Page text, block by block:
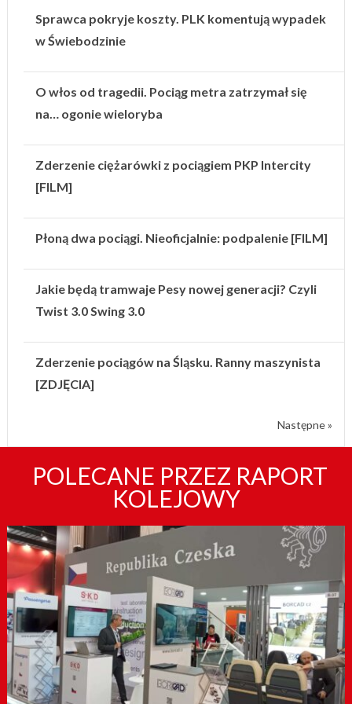
Sprawca pokryje koszty. PLK komentują wypadek
w Świebodzinie
O włos od tragedii. Pociąg metra zatrzymał się
na… ogonie wieloryba
Zderzenie ciężarówki z pociągiem PKP Intercity
[FILM]
Płoną dwa pociągi. Nieoficjalnie: podpalenie [FILM]
Jakie będą tramwaje Pesy nowej generacji? Czyli
Twist 3.0 Swing 3.0
Zderzenie pociągów na Śląsku. Ranny maszynista
[ZDJĘCIA]
Następne »
POLECANE PRZEZ RAPORT
KOLEJOWY